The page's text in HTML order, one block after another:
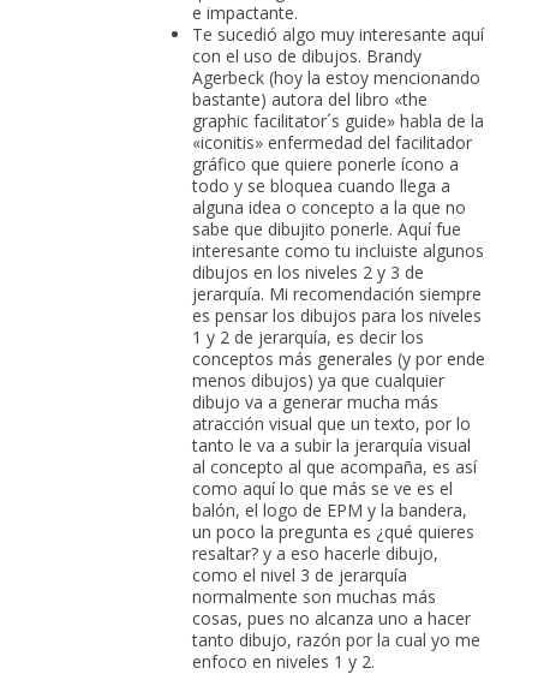
e impactante.
Te sucedió algo muy interesante aquí
con el uso de dibujos. Brandy
Agerbeck (hoy la estoy mencionando
bastante) autora del libro «the
graphic facilitator´s guide» habla de la
«iconitis» enfermedad del facilitador
gráfico que quiere ponerle ícono a
todo y se bloquea cuando llega a
alguna idea o concepto a la que no
sabe que dibujito ponerle. Aquí fue
interesante como tu incluiste algunos
dibujos en los niveles 2 y 3 de
jerarquía. Mi recomendación siempre
es pensar los dibujos para los niveles
1 y 2 de jerarquía, es decir los
conceptos más generales (y por ende
menos dibujos) ya que cualquier
dibujo va a generar mucha más
atracción visual que un texto, por lo
tanto le va a subir la jerarquía visual
al concepto al que acompaña, es así
como aquí lo que más se ve es el
balón, el logo de EPM y la bandera,
un poco la pregunta es ¿qué quieres
resaltar? y a eso hacerle dibujo,
como el nivel 3 de jerarquía
normalmente son muchas más
cosas, pues no alcanza uno a hacer
tanto dibujo, razón por la cual yo me
enfoco en niveles 1 y 2.